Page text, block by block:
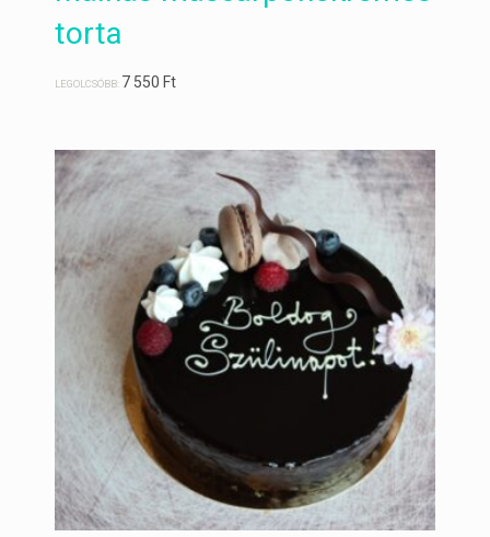
torta
LEGOLCSÓBB: 7 550Ft